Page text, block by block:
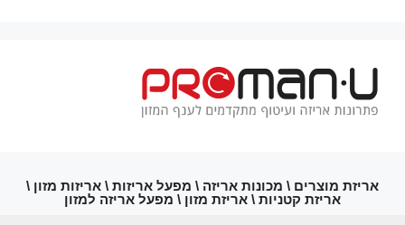
אריזת מוצרים \ מכונות אריזה \ מפעל אריזות \ אריזות מזון \
אריזת קטניות \ אריזת מזון \ מפעל אריזה למזון